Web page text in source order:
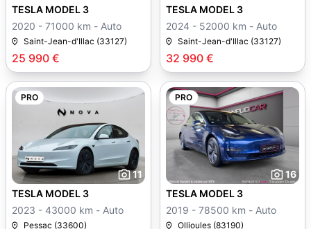
25 990 €
TESLA MODEL 3
2020 - 71000 km - Auto
Saint-Jean-d'Illac (33127)
32 990 €
TESLA MODEL 3
2024 - 52000 km - Auto
Saint-Jean-d'Illac (33127)
PRO
11
TESLA MODEL 3
2023 - 43000 km - Auto
Pessac (33600)
PRO
16
TESLA MODEL 3
2019 - 78500 km - Auto
Ollioules (83190)